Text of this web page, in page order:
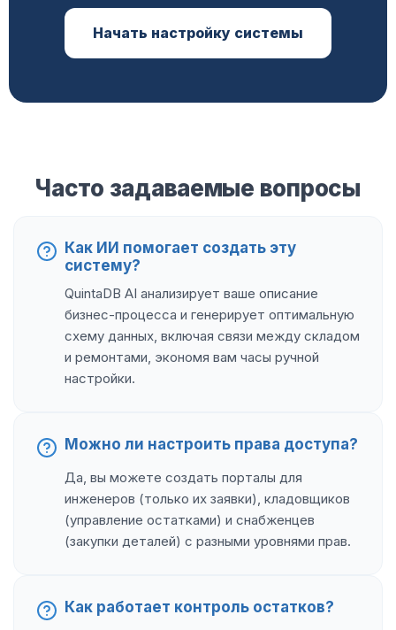
Начать настройку системы
Часто задаваемые вопросы
Как ИИ помогает создать эту
систему?
QuintaDB AI анализирует ваше описание
бизнес-процесса и генерирует оптимальную
схему данных, включая связи между складом
и ремонтами, экономя вам часы ручной
настройки.
Можно ли настроить права доступа?
Да, вы можете создать порталы для
инженеров (только их заявки), кладовщиков
(управление остатками) и снабженцев
(закупки деталей) с разными уровнями прав.
Как работает контроль остатков?